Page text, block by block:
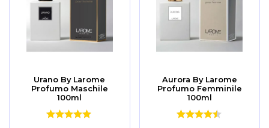
Urano By Larome
Profumo Maschile
100ml
Aurora By Larome
Profumo Femminile
100ml